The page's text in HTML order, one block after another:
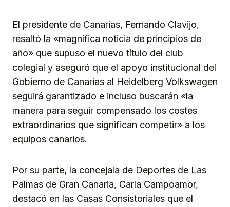
El presidente de Canarias, Fernando Clavijo,
resaltó la «magnífica noticia de principios de
año» que supuso el nuevo título del club
colegial y aseguró que el apoyo institucional del
Gobierno de Canarias al Heidelberg Volkswagen
seguirá garantizado e incluso buscarán «la
manera para seguir compensado los costes
extraordinarios que significan competir» a los
equipos canarios.
Por su parte, la concejala de Deportes de Las
Palmas de Gran Canaria, Carla Campoamor,
destacó en las Casas Consistoriales que el